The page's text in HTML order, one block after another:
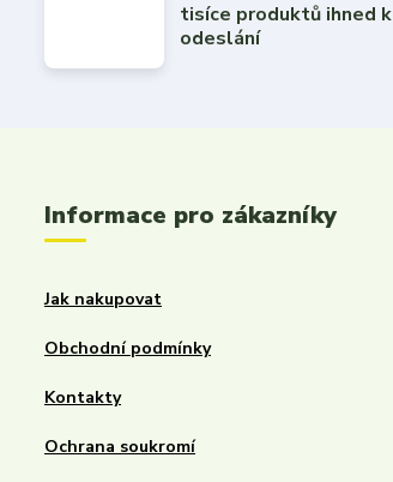
tisíce produktů ihned k
odeslání
Informace pro zákazníky
Jak nakupovat
Obchodní podmínky
Kontakty
Ochrana soukromí